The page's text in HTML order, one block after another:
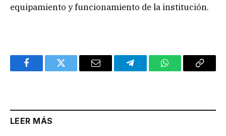
equipamiento y funcionamiento de la institución.
FacebookTwitter Email TelegramWhatsAppCopy
LEER MÁS